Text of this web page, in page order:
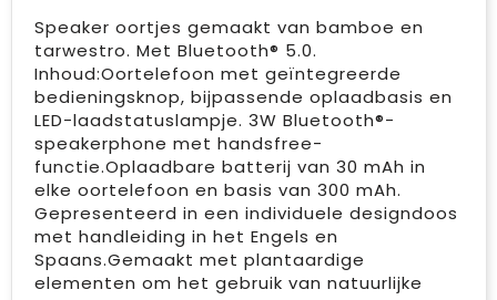
Speaker oortjes gemaakt van bamboe en
tarwestro. Met Bluetooth® 5.0.
Inhoud:Oortelefoon met geïntegreerde
bedieningsknop, bijpassende oplaadbasis en
LED-laadstatuslampje. 3W Bluetooth®-
speakerphone met handsfree-
functie.Oplaadbare batterij van 30 mAh in
elke oortelefoon en basis van 300 mAh.
Gepresenteerd in een individuele designdoos
met handleiding in het Engels en
Spaans.Gemaakt met plantaardige
elementen om het gebruik van natuurlijke